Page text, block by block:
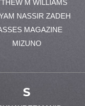
M WILLIAMS
NASSIR ZADEH
MAGAZINE
MIZUNO
S